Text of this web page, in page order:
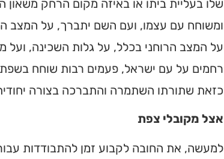
שלו בעליית ביתו או באיזה מקום הרחק משאון
ומשוחח עם עצמו, ועם השם יתברך, על המצב
על המצב הרוחני בכלל, על גלות השכינה, ועל
רחמים על עם ישראל, פעמים רבות שוחח
כזאת שתורתו השתמרה והתברכה בצורה
אצל מקובלי צפת
למעשה, את החובה לקבוע זמן להתבודדות